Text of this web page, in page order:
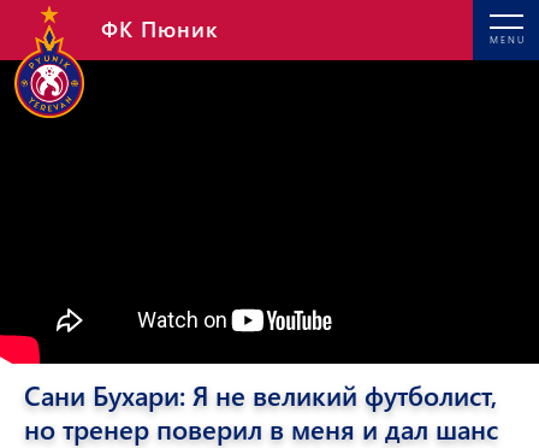
MENU
ФК Пюник
Сани Бухари: Я не великий футболист,
но тренер поверил в меня и дал шанс